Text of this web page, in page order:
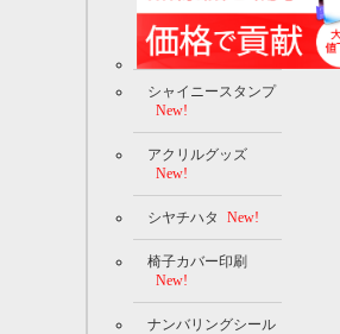
シャイニースタンプ
New!
アクリルグッズ
New!
シヤチハタ New!
椅子カバー印刷
New!
ナンバリングシール